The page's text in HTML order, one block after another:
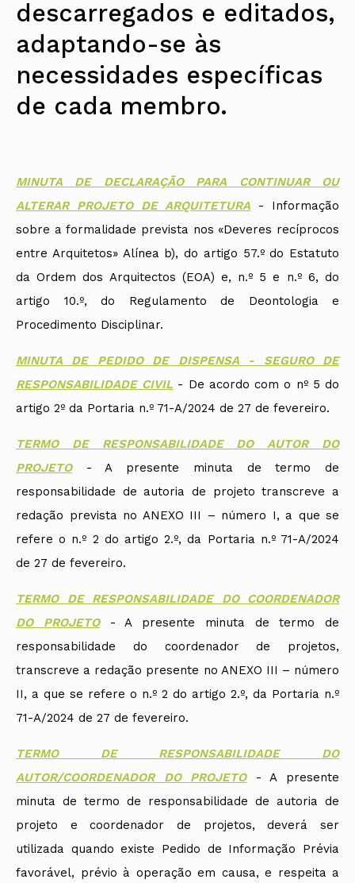
Conselho de Disciplina
Nacional
Conselho Fiscal
Conselho de Supervisão
Assembleia Regional
Colégios
COB
CPA
IARP
Jornal Arquitectos
Habitar Portugal
Glossário de
Arquitectura de
Autor
Protocolos
Protocolos
Institucionais
Protocolos Comerciais
Apoio à prática
Legislação
Apoio jurídico
Algarve
Açores
Notícias
Norte
Madeira
Açores
Algarve
Açores
descarregados e editados,
adaptando-se às
necessidades específicas
de cada membro.
MINUTA DE DECLARAÇÃO PARA CONTINUAR OU
ALTERAR PROJETO DE ARQUITETURA
- Informação
sobre a formalidade prevista nos «Deveres recíprocos
entre Arquitetos» Alínea b), do artigo 57.º do Estatuto
da Ordem dos Arquitectos (EOA) e, n.º 5 e n.º 6, do
artigo 10.º, do Regulamento de Deontologia e
Procedimento Disciplinar.
MINUTA DE PEDIDO DE DISPENSA - SEGURO DE
RESPONSABILIDADE CIVIL - De acordo com o nº 5 do
artigo 2º da Portaria n.º 71-A/2024 de 27 de fevereiro.
TERMO DE RESPONSABILIDADE DO AUTOR DO
PROJETO- A presente minuta de termo de
responsabilidade de autoria de projeto transcreve a
redação prevista no ANEXO III – número I, a que se
refere o n.º 2 do artigo 2.º, da Portaria n.º 71-A/2024
de 27 de fevereiro.
TERMO DE RESPONSABILIDADE DO COORDENADOR
DO PROJETO- A presente minuta de termo de
responsabilidade do coordenador de projetos,
transcreve a redação presente no ANEXO III – número
II, a que se refere o n.º 2 do artigo 2.º, da Portaria n.º
71-A/2024 de 27 de fevereiro.
TERMO DE RESPONSABILIDADE DO
AUTOR/COORDENADOR DO PROJETO- A presente
minuta de termo de responsabilidade de autoria de
projeto e coordenador de projetos, deverá ser
utilizada quando existe Pedido de Informação Prévia
favorável, prévio à operação em causa, e respeita a